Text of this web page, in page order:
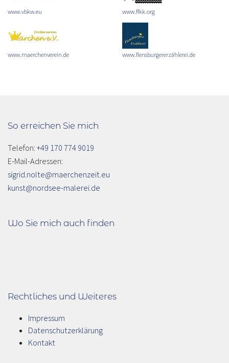
www.vbkw.eu www.ffkk.org
www.maerchenverein.de www.flensburgererzählerei.de
So erreichen Sie mich
Telefon: +49 170 774 9019
E-Mail-Adressen:
sigrid.nolte@maerchenzeit.eu
kunst@nordsee-malerei.de
Wo Sie mich auch finden
Rechtliches und Weiteres
Impressum
Datenschutzerklärung
Kontakt